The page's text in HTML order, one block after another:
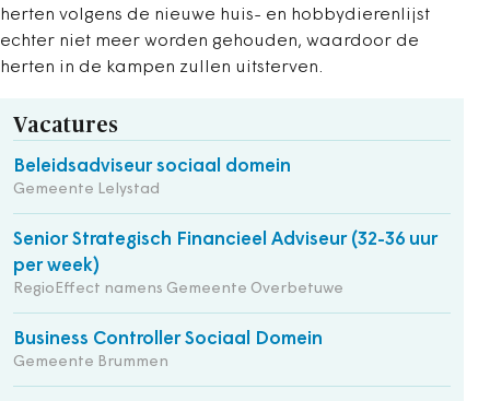
herten volgens de nieuwe huis- en hobbydierenlijst
echter niet meer worden gehouden, waardoor de
herten in de kampen zullen uitsterven.
Vacatures
Beleidsadviseur sociaal domein
Gemeente Lelystad
Senior Strategisch Financieel Adviseur (32-36 uur
per week)
RegioEffect namens Gemeente Overbetuwe
Business Controller Sociaal Domein
Gemeente Brummen